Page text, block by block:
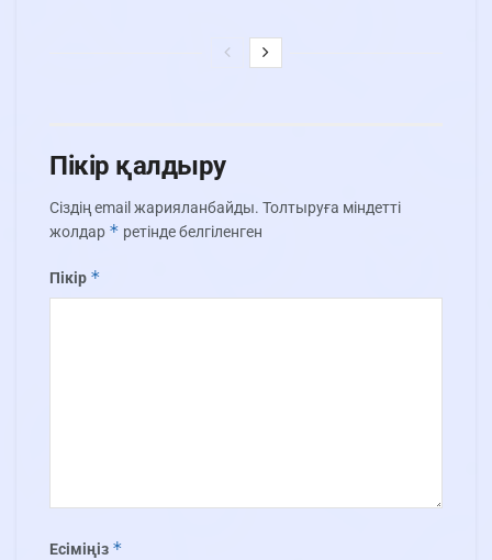
Пікір қалдыру
Сіздің email жарияланбайды. Толтыруға міндетті
жолдар * ретінде белгіленген
Пікір *
Есіміңіз *